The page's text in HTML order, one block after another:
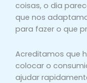
coisas, o dia
que nos
para fazer o que
Acreditamos que
colocar o
ajudar